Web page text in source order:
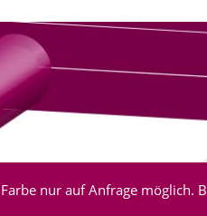
nur auf Anfrage möglich.